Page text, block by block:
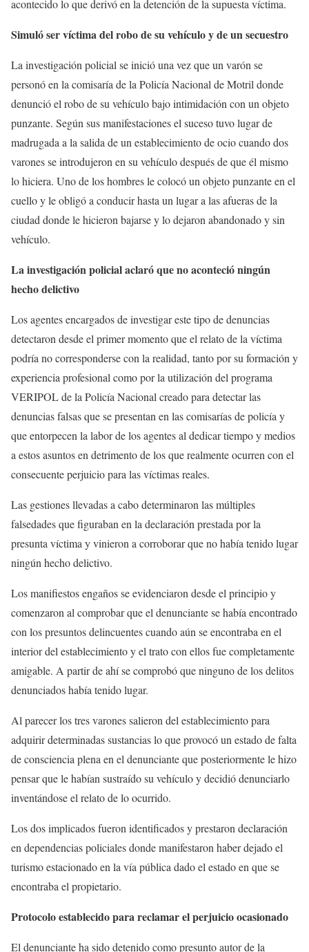
acontecido lo que derivó en la detención de la supuesta víctima.
Simuló ser víctima del robo de su vehículo y de un secuestro
La investigación policial se inició una vez que un varón se
personó en la comisaría de la Policía Nacional de Motril donde
denunció el robo de su vehículo bajo intimidación con un objeto
punzante. Según sus manifestaciones el suceso tuvo lugar de
madrugada a la salida de un establecimiento de ocio cuando dos
varones se introdujeron en su vehículo después de que él mismo
lo hiciera. Uno de los hombres le colocó un objeto punzante en el
cuello y le obligó a conducir hasta un lugar a las afueras de la
ciudad donde le hicieron bajarse y lo dejaron abandonado y sin
vehículo.
La investigación policial aclaró que no aconteció ningún
hecho delictivo
Los agentes encargados de investigar este tipo de denuncias
detectaron desde el primer momento que el relato de la víctima
podría no corresponderse con la realidad, tanto por su formación y
experiencia profesional como por la utilización del programa
VERIPOL de la Policía Nacional creado para detectar las
denuncias falsas que se presentan en las comisarías de policía y
que entorpecen la labor de los agentes al dedicar tiempo y medios
a estos asuntos en detrimento de los que realmente ocurren con el
consecuente perjuicio para las víctimas reales.
Las gestiones llevadas a cabo determinaron las múltiples
falsedades que figuraban en la declaración prestada por la
presunta víctima y vinieron a corroborar que no había tenido lugar
ningún hecho delictivo.
Los manifiestos engaños se evidenciaron desde el principio y
comenzaron al comprobar que el denunciante se había encontrado
con los presuntos delincuentes cuando aún se encontraba en el
interior del establecimiento y el trato con ellos fue completamente
amigable. A partir de ahí se comprobó que ninguno de los delitos
denunciados había tenido lugar.
Al parecer los tres varones salieron del establecimiento para
adquirir determinadas sustancias lo que provocó un estado de falta
de consciencia plena en el denunciante que posteriormente le hizo
pensar que le habían sustraído su vehículo y decidió denunciarlo
inventándose el relato de lo ocurrido.
Los dos implicados fueron identificados y prestaron declaración
en dependencias policiales donde manifestaron haber dejado el
turismo estacionado en la vía pública dado el estado en que se
encontraba el propietario.
Protocolo establecido para reclamar el perjuicio ocasionado
El denunciante ha sido detenido como presunto autor de la